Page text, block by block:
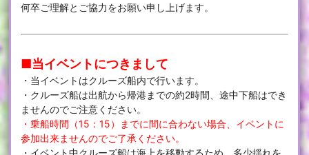
何卒ご理解とご協力をお願い申し上げます。
■当イベントにつきまして
・当イベントはクルーズ船内で行います。
・クルーズ船は出航から帰港までの約2時間、途中下船はでき
ませんのでご注意ください。
・乗船時間（15：15）までに間に合わない場合、イベントに
参加出来ませんのでご了承ください。
・イベント中クルーズ船は海上を移動するため、多少揺れを